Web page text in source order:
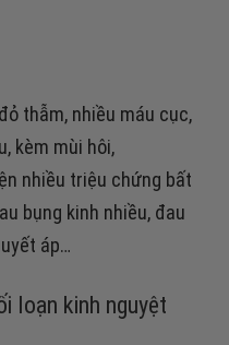
thẫm, nhiều máu cục,
kèm mùi hôi,
nhiều triệu chứng bất
bụng kinh nhiều, đau
áp…
loạn kinh nguyệt